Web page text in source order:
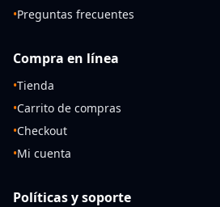
•Preguntas frecuentes
Compra en línea
•Tienda
•Carrito de compras
•Checkout
•Mi cuenta
Políticas y soporte